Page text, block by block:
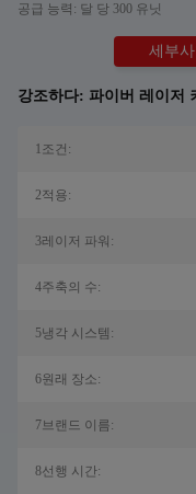
공급 능력: 달 당 300 유닛
세부
강조하다: 파이버 레이저
1조건:
2적용:
3레이저 파워:
4주축의 수:
5냉각 시스템:
6원래 장소:
7브랜드 이름:
8선행 시간: